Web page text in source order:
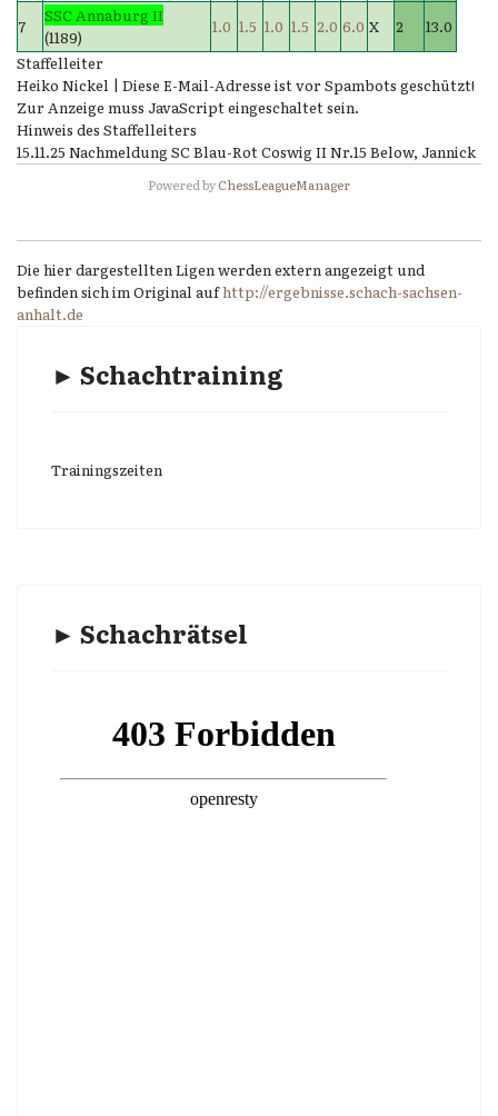
7
SSC Annaburg II
(1189)
1.0 1.5 1.0 1.5 2.0 6.0 X 2
13.0
Staffelleiter
Heiko Nickel | Diese E-Mail-Adresse ist vor Spambots geschützt!
Zur Anzeige muss JavaScript eingeschaltet sein.
Hinweis des Staffelleiters
15.11.25 Nachmeldung SC Blau-Rot Coswig II Nr.15 Below, Jannick
Powered byChessLeagueManager
Die hier dargestellten Ligen werden extern angezeigt und
befinden sich im Original aufhttp://ergebnisse.schach-sachsen-
anhalt.de
► Schachtraining
Trainingszeiten
► Schachrätsel